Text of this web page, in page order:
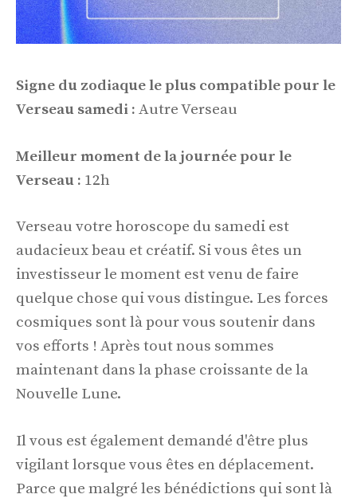
Signe du zodiaque le plus compatible pour le
Verseau samedi : Autre Verseau
Meilleur moment de la journée pour le
Verseau : 12h
Verseau votre horoscope du samedi est
audacieux beau et créatif. Si vous êtes un
investisseur le moment est venu de faire
quelque chose qui vous distingue. Les forces
cosmiques sont là pour vous soutenir dans
vos efforts ! Après tout nous sommes
maintenant dans la phase croissante de la
Nouvelle Lune.
Il vous est également demandé d'être plus
vigilant lorsque vous êtes en déplacement.
Parce que malgré les bénédictions qui sont là